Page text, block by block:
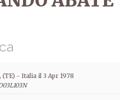
(TE) - Italia il 3 Apr 1978